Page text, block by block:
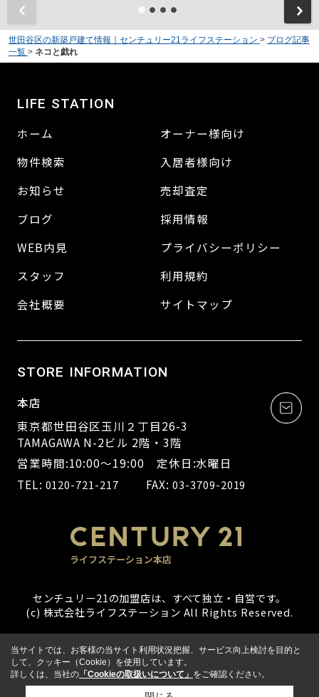
世田谷区の新築戸建て情報｜センチュリー21ライフステーション > ブログ記事
一覧 > ネコと戯れ
LIFE STATION
ホーム
物件検索
お知らせ
ブログ
WEB内見
スタッフ
会社概要
オーナー様向け
入居者様向け
売却査定
採用情報
プライバシーポリシー
利用規約
サイトマップ
STORE INFORMATION
本店
東京都世田谷区玉川２丁目26-3
TAMAGAWA N-2ビル 2階・3階
営業時間:10:00～19:00 定休日:水曜日
TEL: 0120-721-217 FAX:03-3709-2019
センチュリー21の加盟店は、すべて独立・自営です。
(c) 株式会社ライフステーション All Rights Reserved.
当サイトでは、お客様の当サイト利用状況把握、サービス向上検討を目的と
して、クッキー（Cookie）を使用しています。
詳しくは、当社の 「Cookieの取扱いについて」 をご確認ください。